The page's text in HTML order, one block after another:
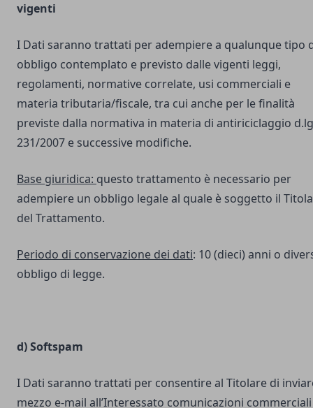
vigenti
I Dati saranno trattati per adempiere a qualunque tipo
obbligo contemplato e previsto dalle vigenti leggi,
regolamenti, normative correlate, usi commerciali e
materia tributaria/fiscale, tra cui anche per le finalità
previste dalla normativa in materia di antiriciclaggio
231/2007 e successive modifiche.
Base giuridica: questo trattamento è necessario per
adempiere un obbligo legale al quale è soggetto il
del Trattamento.
Periodo di conservazione dei dati: 10 (dieci) anni o
obbligo di legge.
d) Softspam
I Dati saranno trattati per consentire al Titolare di
mezzo e-mail all’Interessato comunicazioni